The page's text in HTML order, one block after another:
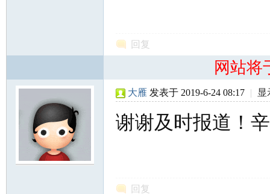
回复
网站将
大雁 发表于 2019-6-24 08:17 | 显
谢谢及时报道！
回复